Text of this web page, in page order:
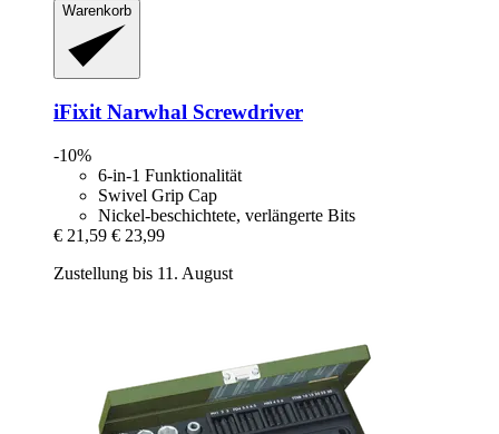
Warenkorb
iFixit Narwhal Screwdriver
-10%
6-in-1 Funktionalität
Swivel Grip Cap
Nickel-beschichtete, verlängerte Bits
€ 21,59 € 23,99
Zustellung bis 11. August